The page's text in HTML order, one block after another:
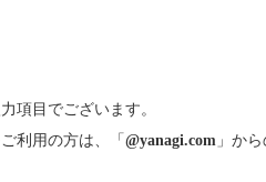
項目でございます。
利用の方は、「 @yanagi.com 」か